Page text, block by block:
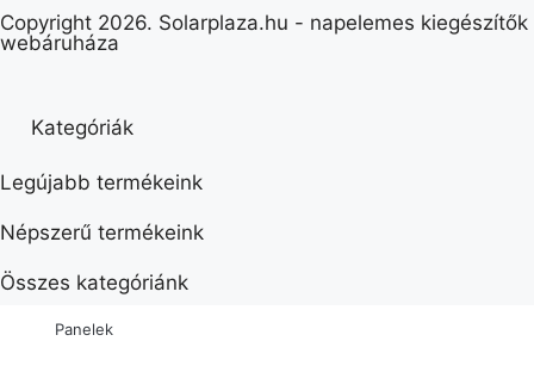
Copyright 2026. Solarplaza.hu - napelemes kiegészítők
webáruháza
Kategóriák
Legújabb termékeink
Népszerű termékeink
Összes kategóriánk
Panelek